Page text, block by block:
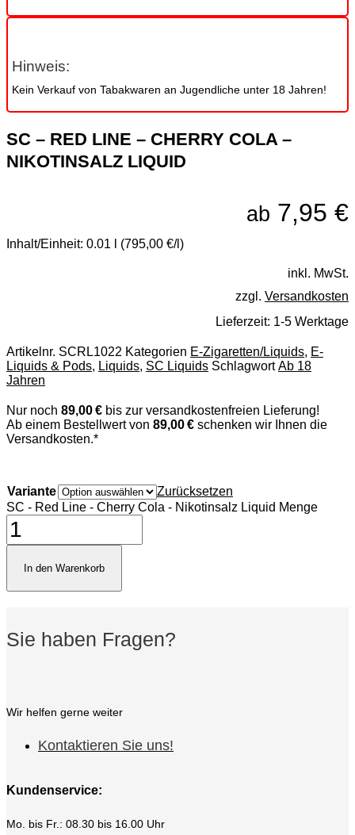
Hinweis:
Kein Verkauf von Tabakwaren an Jugendliche unter 18 Jahren!
SC – RED LINE – CHERRY COLA –
NIKOTINSALZ LIQUID
ab 7,95 €
Inhalt/Einheit: 0.01 l (795,00 €/l)
inkl. MwSt.
zzgl. Versandkosten
Lieferzeit: 1-5 Werktage
Artikelnr. SCRL1022 Kategorien E-Zigaretten/Liquids, E-
Liquids & Pods, Liquids, SC Liquids Schlagwort Ab 18
Jahren
Nur noch 89,00 € bis zur versandkostenfreien Lieferung!
Ab einem Bestellwert von 89,00 € schenken wir Ihnen die
Versandkosten.*
Variante
Zurücksetzen
SC - Red Line - Cherry Cola - Nikotinsalz Liquid Menge
In den Warenkorb
Sie haben Fragen?
Wir helfen gerne weiter
Kontaktieren Sie uns!
Kundenservice:
Mo. bis Fr.: 08.30 bis 16.00 Uhr